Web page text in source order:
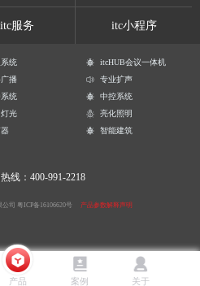
itc服务 itc小程序
统
itcHUB会议一体机
播
专业扩声
统
中控系统
光
亮化照明
智能建筑
线：400-991-2218
公司 粤ICP备16106620号 产品参数解释声明
产品 案例 关于